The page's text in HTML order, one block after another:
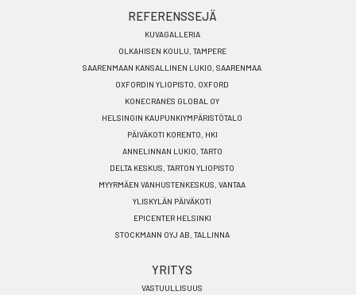
REFERENSSEJÄ
KUVAGALLERIA
OLKAHISEN KOULU, TAMPERE
SAARENMAAN KANSALLINEN LUKIO, SAARENMAA
OXFORDIN YLIOPISTO, OXFORD
KONECRANES GLOBAL OY
HELSINGIN KAUPUNKIYMPÄRISTÖTALO
PÄIVÄKOTI KORENTO, HKI
ANNELINNAN LUKIO, TARTO
DELTA KESKUS, TARTON YLIOPISTO
MYYRMÄEN VANHUSTENKESKUS, VANTAA
YLISKYLÄN PÄIVÄKOTI
EPICENTER HELSINKI
STOCKMANN OYJ AB, TALLINNA
YRITYS
VASTUULLISUUS